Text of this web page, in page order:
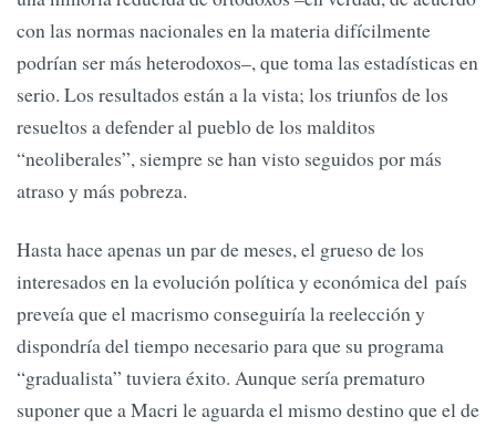
con las normas nacionales en la materia difícilmente
podrían ser más heterodoxos–, que toma las estadísticas en
serio. Los resultados están a la vista; los triunfos de los
resueltos a defender al pueblo de los malditos
“neoliberales”, siempre se han visto seguidos por más
atraso y más pobreza.
Hasta hace apenas un par de meses, el grueso de los
interesados en la evolución política y económica del país
preveía que el macrismo conseguiría la reelección y
dispondría del tiempo necesario para que su programa
“gradualista” tuviera éxito. Aunque sería prematuro
suponer que a Macri le aguarda el mismo destino que el de